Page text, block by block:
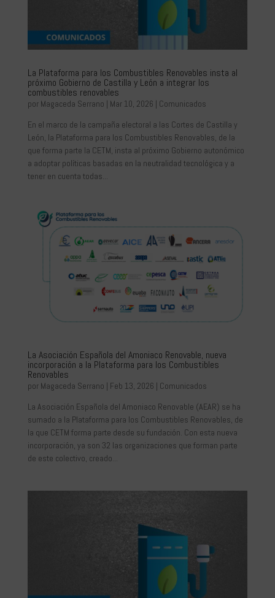
La Plataforma para los Combustibles Renovables insta al
próximo Gobierno de Castilla y León a integrar los
combustibles renovables
por Magaceda Serrano | Mar 10, 2026 | Comunicados
En el marco de la campaña electoral a las Cortes de Castilla y
León, la Plataforma para los Combustibles Renovables, de la
que forma parte la CETM, insta al próximo Gobierno autonómico
a adoptar políticas basadas en la neutralidad tecnológica y a
tener en cuenta todas...
La Asociación Española del Amoniaco Renovable, nueva
incorporación a la Plataforma para los Combustibles
Renovables
por Magaceda Serrano Feb 13, 2026
Comunicados
La Asociación Española del Amoniaco Renovable (AEAR) se ha
sumado a la Plataforma para los Combustibles Renovables, de
la que CETM forma parte desde su fundación. Con esta nueva
incorporación, ya son 32 las organizaciones que forman parte
de este colectivo, creado...